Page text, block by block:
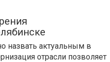
назвать актуальным в
отрасли позволяет